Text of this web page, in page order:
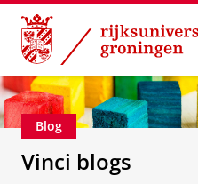
Skip
Content
Skip
Navigation
Blog
Vinci blogs